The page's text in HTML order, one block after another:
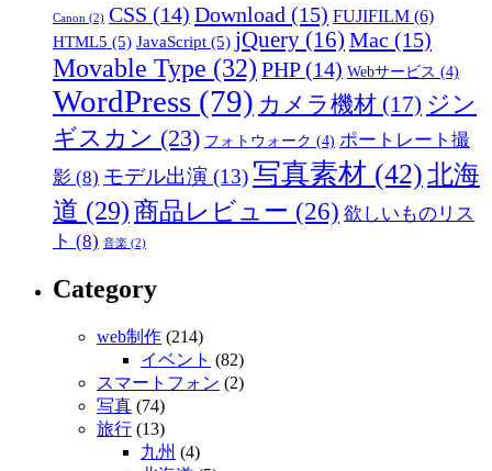
Canon (2) CSS (14) Download (15) FUJIFILM (6)
HTML5 (5) JavaScript (5) jQuery (16) Mac (15)
Movable Type (32) PHP(14) Webサービス (4)
WordPress (79) カメラ機材 (17) ジン
ギスカン (23) フォトウォーク (4) ポートレート撮
影 (8) モデル出演 (13) 写真素材 (42)北海
道 (29)商品レビュー (26) 欲しいものリス
ト (8) 音楽 (2)
Category
web制作 (214)
イベント (82)
スマートフォン (2)
写真 (74)
旅行 (13)
九州 (4)